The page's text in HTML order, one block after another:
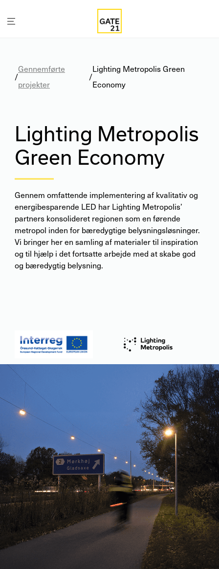
/
Gennemførte
projekter
/
Lighting Metropolis Green
Economy
Lighting Metropolis
Green Economy
Gennem omfattende implementering af kvalitativ og
energibesparende LED har Lighting Metropolis’
partners konsolideret regionen som en førende
metropol inden for bæredygtige belysningsløsninger.
Vi bringer her en samling af materialer til inspiration
og til hjælp i det fortsatte arbejde med at skabe god
og bæredygtig belysning.